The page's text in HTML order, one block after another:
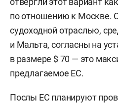
по отношению к Москве.
судоходной отраслью,
и Мальта, согласны на
в размере $ 70 — это
предлагаемое ЕС.
Послы ЕС планируют